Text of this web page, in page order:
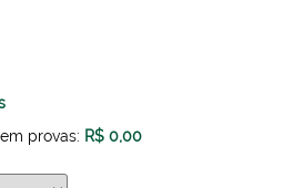
provas: R$ 0,00